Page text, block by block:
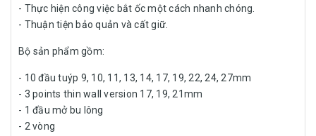
- Thực hiện công việc bắt ốc một cách nhanh chóng.
- Thuận tiện bảo quản và cất giữ.
Bộ sản phẩm gồm:
- 10 đầu tuýp 9, 10, 11, 13, 14, 17, 19, 22, 24, 27mm
- 3 points thin wall version 17, 19, 21mm
- 1 đầu mở bu lông
- 2 vòng